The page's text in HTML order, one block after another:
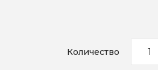
Количество